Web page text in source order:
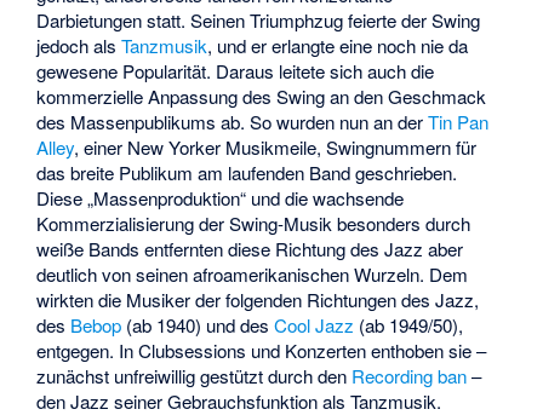
Darbietungen statt. Seinen Triumphzug feierte der Swing
jedoch alsTanzmusik, und er erlangte eine noch nie da
gewesene Popularität. Daraus leitete sich auch die
kommerzielle Anpassung des Swing an den Geschmack
des Massenpublikums ab. So wurden nun an derTin Pan
Alley, einer New Yorker Musikmeile, Swingnummern für
das breite Publikum am laufenden Band geschrieben.
Diese „Massenproduktion“ und die wachsende
Kommerzialisierung der Swing-Musik besonders durch
weiße Bands entfernten diese Richtung des Jazz aber
deutlich von seinen afroamerikanischen Wurzeln. Dem
wirkten die Musiker der folgenden Richtungen des Jazz,
des Bebop (ab 1940) und desCool Jazz (ab 1949/50),
entgegen. In Clubsessions und Konzerten enthoben sie –
zunächst unfreiwillig gestützt durch den Recording ban–
den Jazz seiner Gebrauchsfunktion als Tanzmusik.